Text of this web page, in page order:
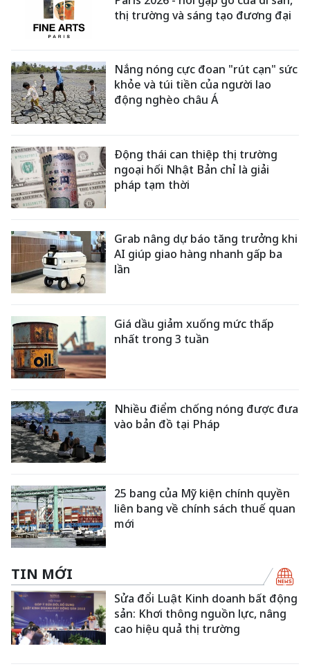
thị trường và sáng tạo đương đại
Nắng nóng cực đoan "rút cạn" sức
khỏe và túi tiền của người lao
động nghèo châu Á
Động thái can thiệp thị trường
ngoại hối Nhật Bản chỉ là giải
pháp tạm thời
Grab nâng dự báo tăng trưởng khi
AI giúp giao hàng nhanh gấp ba
lần
Giá dầu giảm xuống mức thấp
nhất trong 3 tuần
Nhiều điểm chống nóng được đưa
vào bản đồ tại Pháp
25 bang của Mỹ kiện chính quyền
liên bang về chính sách thuế quan
mới
TIN MỚI
Sửa đổi Luật Kinh doanh bất động
sản: Khơi thông nguồn lực, nâng
cao hiệu quả thị trường